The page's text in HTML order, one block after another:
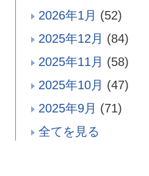
2026年1月 (52)
2025年12月 (84)
2025年11月 (58)
2025年10月 (47)
2025年9月 (71)
全てを見る